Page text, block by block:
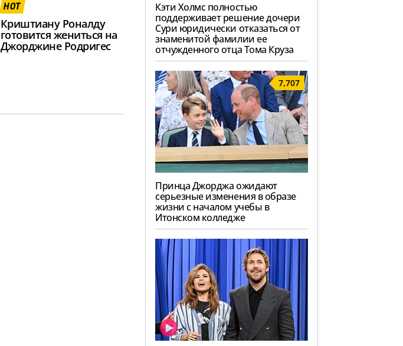
HOT
Криштиану Роналду
готовится жениться на
Джорджине Родригес
Кэти Холмс полностью
поддерживает решение дочери
Сури юридически отказаться от
знаменитой фамилии ее
отчужденного отца Тома Круза
7,707
Принца Джорджа ожидают
серьезные изменения в образе
жизни с началом учебы в
Итонском колледже